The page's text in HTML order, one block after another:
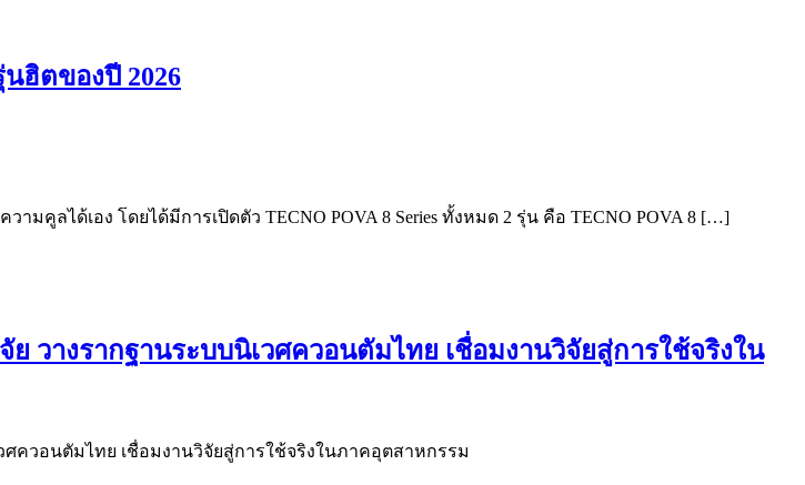
นฮิตของปี 2026
ลได้เอง โดยได้มีการเปิดตัว TECNO POVA 8 Series ทั้งหมด 2 รุ่น คือ TECNO POVA 8 […]
วางรากฐานระบบนิเวศควอนตัมไทย เชื่อมงานวิจัยสู่การใช้จริงใน